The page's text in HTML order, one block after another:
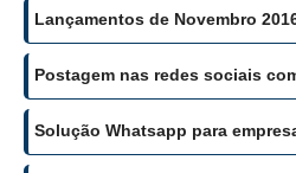
Lançamentos de Novembro
Postagem nas redes sociais
Solução Whatsapp para